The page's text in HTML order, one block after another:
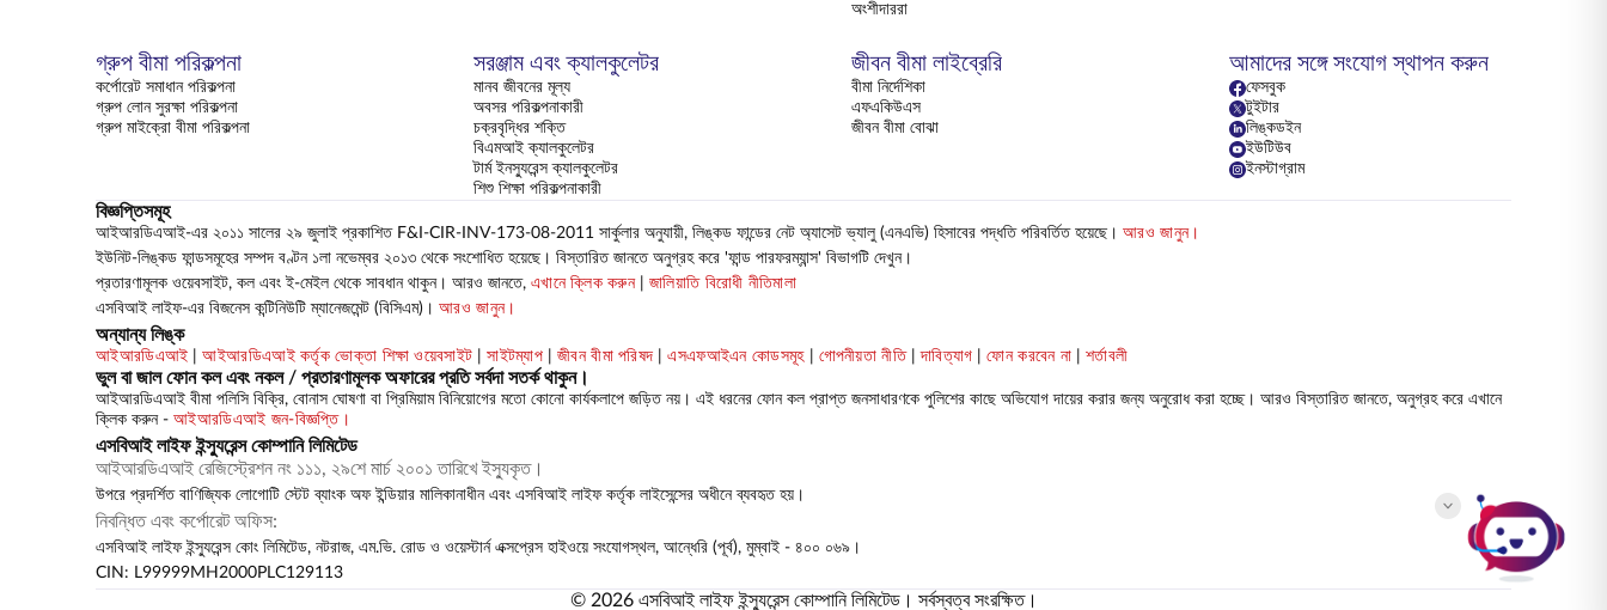
অংশীদাররা
গ্রুপ বীমা পরিকল্পনা
কর্পোরেট সমাধান পরিকল্পনা
গ্রুপ লোন সুরক্ষা পরিকল্পনা
গ্রুপ মাইক্রো বীমা পরিকল্পনা
সরঞ্জাম এবং ক্যালকুলেটর
মানব জীবনের মূল্য
অবসর পরিকল্পনাকারী
চক্রবৃদ্ধির শক্তি
বিএমআই ক্যালকুলেটর
টার্ম ইনস্যুরেন্স ক্যালকুলেটর
শিশু শিক্ষা পরিকল্পনাকারী
জীবন বীমা লাইব্রেরি
বীমা নির্দেশিকা
এফএকিউএস
জীবন বীমা বোঝা
আমাদের সঙ্গে সংযোগ স্থাপন করুন
ফেসবুক
টুইটার
লিঙ্কডইন
ইউটিউব
ইনস্টাগ্রাম
বিজ্ঞপ্তিসমূহ
আইআরডিএআই-এর ২০১১ সালের ২৯ জুলাই প্রকাশিত F&I-CIR-INV-173-08-2011 সার্কুলার অনুযায়ী, লিঙ্কড ফান্ডের নেট অ্যাসেট ভ্যালু (এনএভি) হিসাবের পদ্ধতি পরিবর্তিত হয়েছে। আরও জানুন।
ইউনিট-লিঙ্কড ফান্ডসমূহের সম্পদ বণ্টন ১লা নভেম্বর ২০১৩ থেকে সংশোধিত হয়েছে। বিস্তারিত জানতে অনুগ্রহ করে 'ফান্ড পারফরম্যান্স' বিভাগটি দেখুন।
প্রতারণামূলক ওয়েবসাইট, কল এবং ই-মেইল থেকে সাবধান থাকুন। আরও জানতে, এখানে ক্লিক করুন|জালিয়াতি বিরোধী নীতিমালা
এসবিআই লাইফ-এর বিজনেস কন্টিনিউটি ম্যানেজমেন্ট (বিসিএম)। আরও জানুন।
অন্যান্য লিঙ্ক
আইআরডিএআই |আইআরডিএআই কর্তৃক ভোক্তা শিক্ষা ওয়েবসাইট |সাইটম্যাপ |জীবন বীমা পরিষদ |এসএফআইএন কোডসমূহ| গোপনীয়তা নীতি|দাবিত্যাগ |ফোন করবেন না |শর্তাবলী
ভুল বা জাল ফোন কল এবং নকল / প্রতারণামূলক অফারের প্রতি সর্বদা সতর্ক থাকুন।
আইআরডিএআই বীমা পলিসি বিক্রি, বোনাস ঘোষণা বা প্রিমিয়াম বিনিয়োগের মতো কোনো কার্যকলাপে জড়িত নয়। এই ধরনের ফোন কল প্রাপ্ত জনসাধারণকে পুলিশের কাছে অভিযোগ দায়ের করার জন্য অনুরোধ করা হচ্ছে। আরও বিস্তারিত জানতে, অনুগ্রহ করে এখানে
ক্লিক করুন - আইআরডিএআই জন-বিজ্ঞপ্তি।
এসবিআই লাইফ ইন্স্যুরেন্স কোম্পানি লিমিটেড
আইআরডিএআই রেজিস্ট্রেশন নং ১১১, ২৯শে মার্চ ২০০১ তারিখে ইস্যুকৃত।
উপরে প্রদর্শিত বাণিজ্যিক লোগোটি স্টেট ব্যাংক অফ ইন্ডিয়ার মালিকানাধীন এবং এসবিআই লাইফ কর্তৃক লাইসেন্সের অধীনে ব্যবহৃত হয়।
নিবন্ধিত এবং কর্পোরেট অফিস:
এসবিআই লাইফ ইন্স্যুরেন্স কোং লিমিটেড, নটরাজ, এম.ভি. রোড ও ওয়েস্টার্ন এক্সপ্রেস হাইওয়ে সংযোগস্থল, আন্ধেরি (পূর্ব), মুম্বাই - ৪০০ ০৬৯।
CIN: L99999MH2000PLC129113
© 2026 এসবিআই লাইফ ইন্স্যুরেন্স কোম্পানি লিমিটেড। সর্বস্বত্ব সংরক্ষিত।